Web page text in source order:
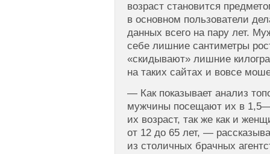
возраст становится
в основном пользователи
данных всего на пару лет.
себе лишние сантиметры
«скидывают» лишние
на таких сайтах и вовсе
— Как показывает анализ
мужчины посещают их в
их возраст, так же как и
от 12 до 65 лет, —
из столичных брачных